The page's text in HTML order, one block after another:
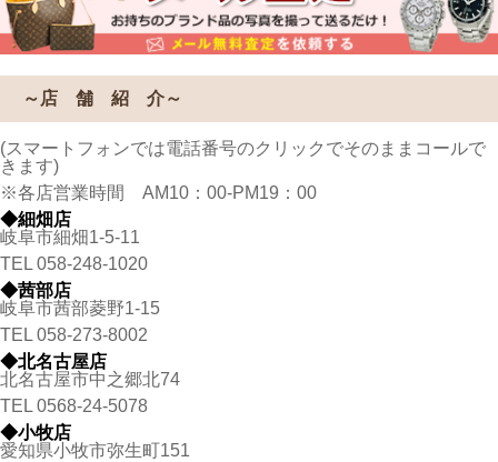
～店 舗 紹 介～
(スマートフォンでは電話番号のクリックでそのままコールで
きます)
※各店営業時間 AM10：00-PM19：00
◆細畑店
岐阜市細畑1-5-11
TEL 058-248-1020
◆茜部店
岐阜市茜部菱野1-15
TEL 058-273-8002
◆北名古屋店
北名古屋市中之郷北74
TEL 0568-24-5078
◆小牧店
愛知県小牧市弥生町151